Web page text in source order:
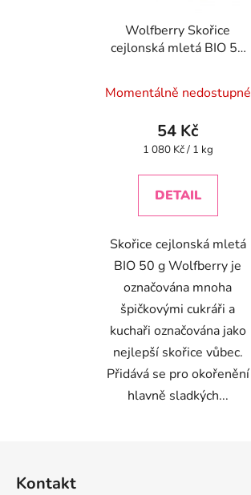
Wolfberry Skořice
cejlonská mletá BIO 50
Momentálně nedostupné
54 Kč
Měrná
1 080 Kč / 1 kg
DETAIL
Skořice cejlonská mletá
BIO 50 g Wolfberry je
označována mnoha
špičkovými cukráři a
kuchaři označována jako
nejlepší skořice vůbec.
Přidává se pro okořenění
hlavně sladkých...
Kontakt